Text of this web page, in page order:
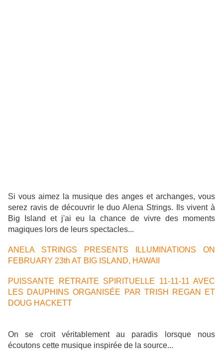
Si vous aimez la musique des anges et archanges, vous
serez ravis de découvrir le duo Alena Strings. Ils vivent à
Big Island et j'ai eu la chance de vivre des moments
magiques lors de leurs spectacles...
ANELA STRINGS PRESENTS ILLUMINATIONS ON
FEBRUARY 23th AT BIG ISLAND, HAWAII
PUISSANTE RETRAITE SPIRITUELLE 11-11-11 AVEC
LES DAUPHINS ORGANISÉE PAR TRISH REGAN ET
DOUG HACKETT
On se croit véritablement au paradis lorsque nous
écoutons cette musique inspirée de la source...